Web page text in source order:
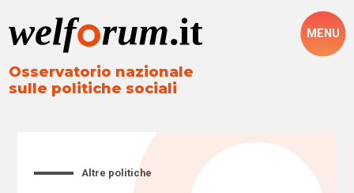
Osservatorio nazionale
sulle politiche sociali
MENU
Altre politiche